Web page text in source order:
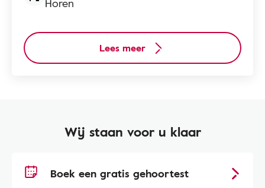
Lees meer
Wij staan voor u klaar
Boek een gratis gehoortest